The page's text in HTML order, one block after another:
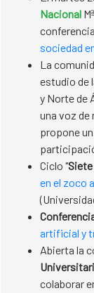
Nacional
sociedad
La
estudio de
y Norte de
una voz de
propone
Ciclo "Siete
en el zoco
artificial y
Abierta la
colaborar